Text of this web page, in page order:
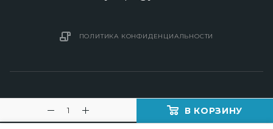
В КОРЗИНУ
ПОЛИТИКА КОНФИДЕНЦИАЛЬНОСТИ
2016 - 2026 © Изготовление ключей в Минске